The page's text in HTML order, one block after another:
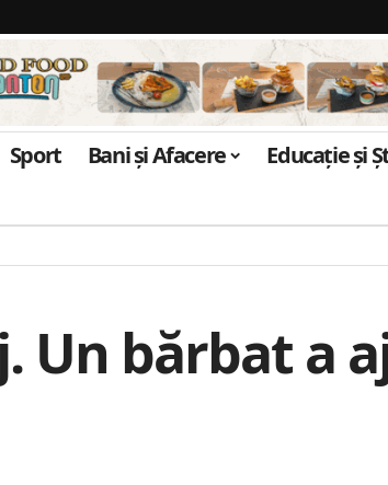
Sport Bani și Afacere Educație și
Un bărbat a